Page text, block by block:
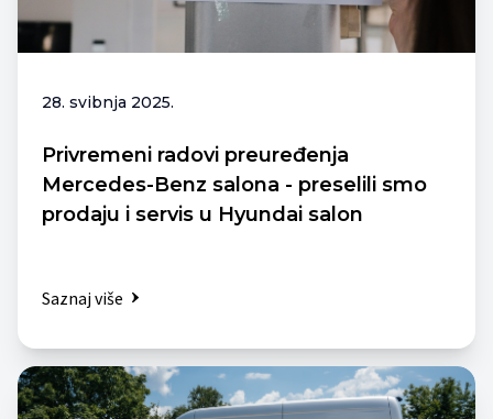
28. svibnja 2025.
Privremeni radovi preuređenja
Mercedes-Benz salona - preselili smo
prodaju i servis u Hyundai salon
Saznaj više